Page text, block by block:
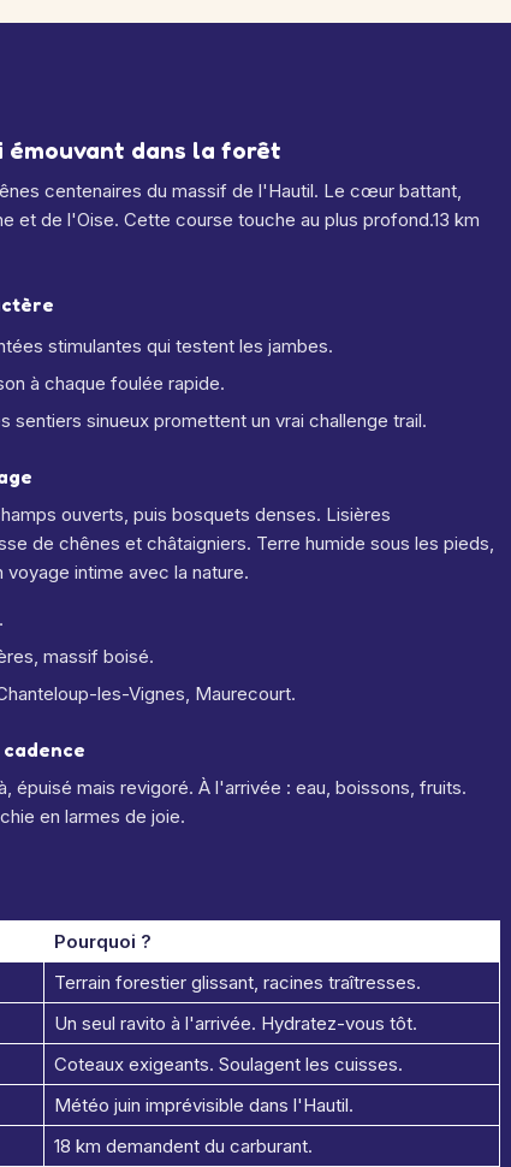
dans la forêt
centenaires du massif de l'Hautil. Le cœur battant,
et de l'Oise. Cette course touche au plus profond.13 km
stimulantes qui testent les jambes.
à chaque foulée rapide.
sentiers sinueux promettent un vrai challenge trail.
ouverts, puis bosquets denses. Lisières
de chênes et châtaigniers. Terre humide sous les pieds,
intime avec la nature.
massif boisé.
les-Vignes, Maurecourt.
épuisé mais revigoré. À l'arrivée : eau, boissons, fruits.
en larmes de joie.
Pourquoi ?
Terrain forestier glissant, racines traîtresses.
Un seul ravito à l'arrivée. Hydratez-vous tôt.
Coteaux exigeants. Soulagent les cuisses.
Météo juin imprévisible dans l'Hautil.
18 km demandent du carburant.